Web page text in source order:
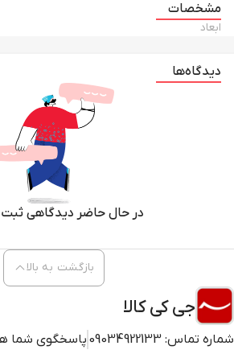
مشخصات
ابعاد
دیدگاه‌ها
در حال حاضر دیدگاهی
جی کی کالا
شماره تماس: 09034922133 پاسخگوی شما
بازگشت به بالا